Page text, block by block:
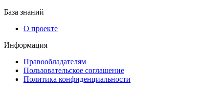
База знаний
О проекте
Информация
Правообладателям
Пользовательское соглашение
Политика конфиденциальности